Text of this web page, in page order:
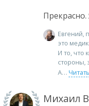
Прекрасно.
Евгений,
это медик.
И то, что
стороны,
А
Читать
Михаил